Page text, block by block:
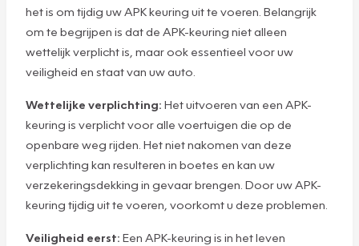
het is om tijdig uw APK keuring uit te voeren. Belangrijk
om te begrijpen is dat de APK-keuring niet alleen
wettelijk verplicht is, maar ook essentieel voor uw
veiligheid en staat van uw auto.
Wettelijke verplichting: Het uitvoeren van een APK-
keuring is verplicht voor alle voertuigen die op de
openbare weg rijden. Het niet nakomen van deze
verplichting kan resulteren in boetes en kan uw
verzekeringsdekking in gevaar brengen. Door uw APK-
keuring tijdig uit te voeren, voorkomt u deze problemen.
Veiligheid eerst: Een APK-keuring is in het leven